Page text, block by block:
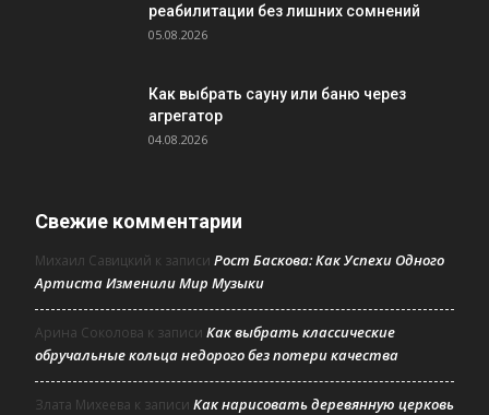
реабилитации без лишних сомнений
05.08.2026
Как выбрать сауну или баню через
агрегатор
04.08.2026
Свежие комментарии
Михаил Савицкий к записи Рост Баскова: Как Успехи Одного
Артиста Изменили Мир Музыки
Арина Соколова к записи Как выбрать классические
обручальные кольца недорого без потери качества
Злата Михеева к записи Как нарисовать деревянную церковь